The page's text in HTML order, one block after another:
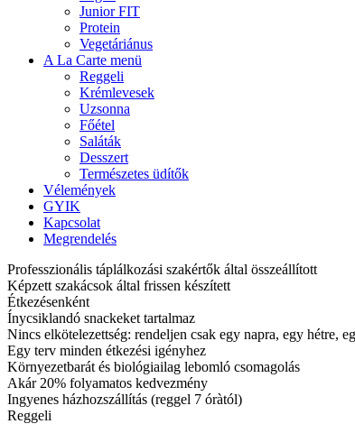
Junior FIT
Protein
Vegetáriánus
A La Carte menü
Reggeli
Krémlevesek
Uzsonna
Főétel
Saláták
Desszert
Természetes üdítők
Vélemények
GYIK
Kapcsolat
Megrendelés
Professzionális táplálkozási szakértők által összeállított
Képzett szakácsok által frissen készített
Étkezésenként
Ínycsiklandó snackeket tartalmaz
Nincs elkötelezettség: rendeljen csak egy napra, egy hétre,
Egy terv minden étkezési igényhez
Környezetbarát és biológiailag lebomló csomagolás
Akár 20% folyamatos kedvezmény
Ingyenes házhozszállítás (reggel 7 óràtól)
Reggeli